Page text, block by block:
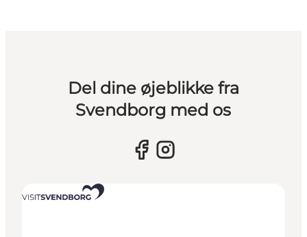
Del dine øjeblikke fra
Svendborg med os